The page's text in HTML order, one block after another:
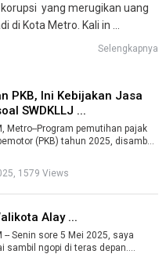
yang merugikan uang
Kota Metro. Kali in ...
Selengkapnya
PKB, Ini Kebijakan Jasa
SWDKLLJ ...
Metro--Program pemutihan pajak
(PKB) tahun 2025, disambut
1579 Views
Alay ...
-- Senin sore 5 Mei 2025, saya
sambil ngopi di teras depan.